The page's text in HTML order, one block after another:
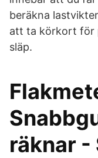
beräkna
att ta körkort för
släp.
räknar -